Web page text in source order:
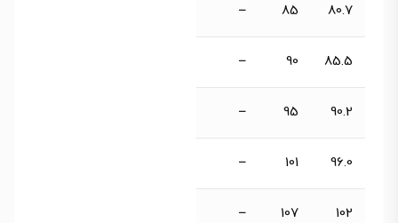
80.7
85
–
85.5
90
–
90.2
95
–
96.0
101
–
102
107
–